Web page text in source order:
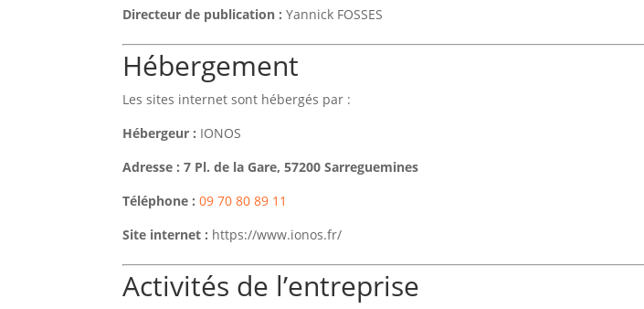
Directeur de publication : Yannick FOSSES
Hébergement
Les sites internet sont hébergés par :
Hébergeur : IONOS
Adresse : 7 Pl. de la Gare, 57200 Sarreguemines
Téléphone : 09 70 80 89 11
Site internet : https://www.ionos.fr/
Activités de l’entreprise